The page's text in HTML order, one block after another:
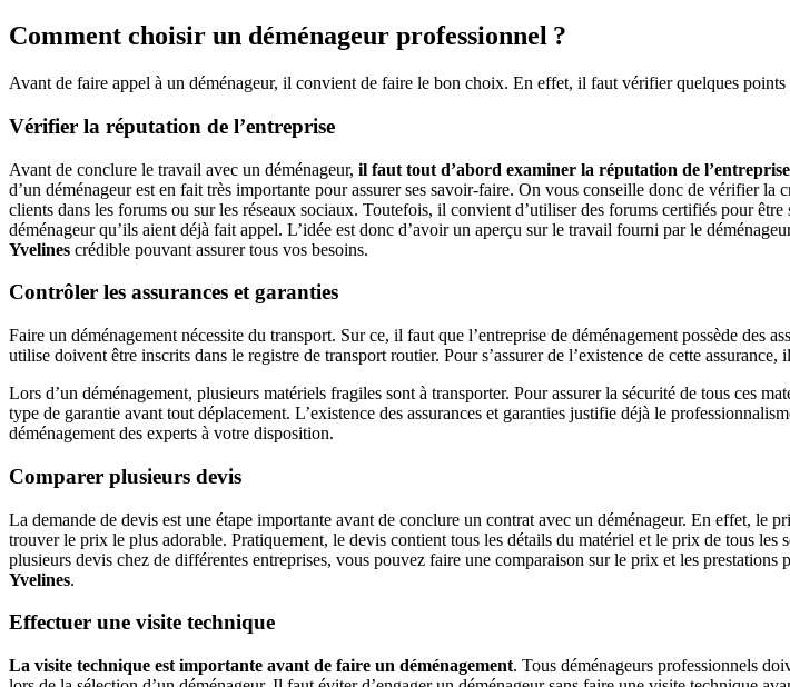
Comment choisir un déménageur professionnel ?
Avant de faire appel à un déménageur, il convient de faire le bon choix. En effet, il faut vérifier quelques points
Vérifier la réputation de l’entreprise
Avant de conclure le travail avec un déménageur, il faut tout d’abord examiner la réputation de l’entreprise
d’un déménageur est en fait très importante pour assurer ses savoir-faire. On vous conseille donc de vérifier
clients dans les forums ou sur les réseaux sociaux. Toutefois, il convient d’utiliser des forums certifiés pour
déménageur qu’ils aient déjà fait appel. L’idée est donc d’avoir un aperçu sur le travail fourni par le
Yvelines crédible pouvant assurer tous vos besoins.
Contrôler les assurances et garanties
Faire un déménagement nécessite du transport. Sur ce, il faut que l’entreprise de déménagement possède des
utilise doivent être inscrits dans le registre de transport routier. Pour s’assurer de l’existence de cette
Lors d’un déménagement, plusieurs matériels fragiles sont à transporter. Pour assurer la sécurité de tous ces
type de garantie avant tout déplacement. L’existence des assurances et garanties justifie déjà le
déménagement des experts à votre disposition.
Comparer plusieurs devis
La demande de devis est une étape importante avant de conclure un contrat avec un déménageur. En effet,
trouver le prix le plus adorable. Pratiquement, le devis contient tous les détails du matériel et le prix de tous
plusieurs devis chez de différentes entreprises, vous pouvez faire une comparaison sur le prix et les prestations
Yvelines.
Effectuer une visite technique
La visite technique est importante avant de faire un déménagement. Tous déménageurs professionnels